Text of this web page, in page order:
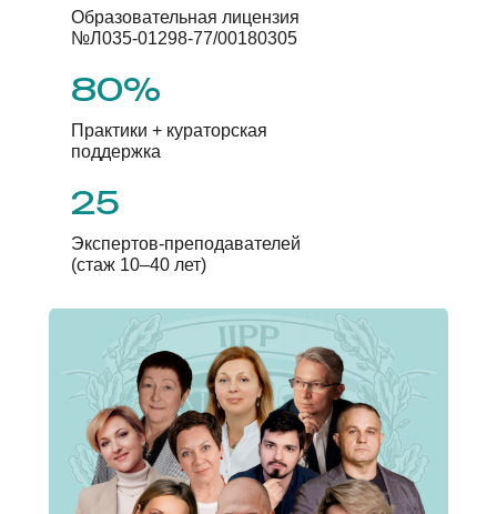
Практики + кураторская
поддержка
80%
Образовательная лицензия
№Л035-01298-77/00180305
Экспертов-преподавателей
(стаж 10–40 лет)
25